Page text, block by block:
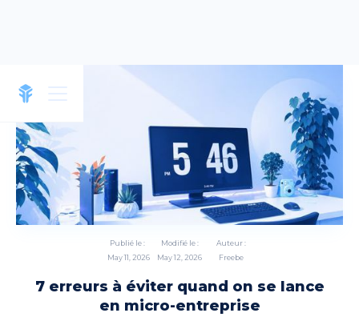
Publié le :
May 11, 2026
Modifié le :
May 12, 2026
Auteur :
Freebe
7 erreurs à éviter quand on se lance
en micro-entreprise